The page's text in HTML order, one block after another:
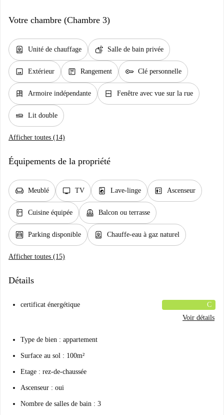
Votre chambre (Chambre 3)
water_heater Unité de chauffage soap Salle de bain privée
image Extérieur package Rangement key Clé personnelle
dresser Armoire indépendante window_closed Fenêtre avec vue sur la rue
airline_seat_flat Lit double
Afficher toutes (14)
Équipements de la propriété
chair Meublé tv TV local_laundry_service Lave-linge elevator Ascenseur
kitchen Cuisine équipée balcony Balcon ou terrasse
garage Parking disponible water_heater Chauffe-eau à gaz naturel
Afficher toutes (15)
Détails
certificat énergétique
C
Voir détails
Type de bien : appartement
Surface au sol : 100m²
Etage : rez-de-chaussée
Ascenseur : oui
Nombre de salles de bain : 3